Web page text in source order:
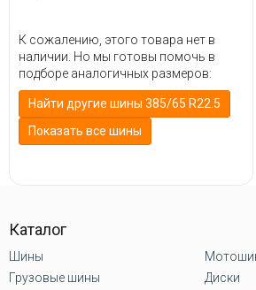
К сожалению, этого товара нет в
наличии. Но мы готовы помочь в
подборе аналогичных размеров:
Найти другие шины 385/65 R22.5
Показать все шины
Каталог
Шины
Грузовые шины
Диски